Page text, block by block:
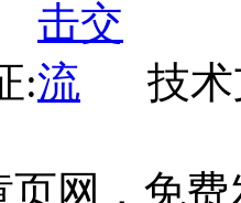
:
技
网，免